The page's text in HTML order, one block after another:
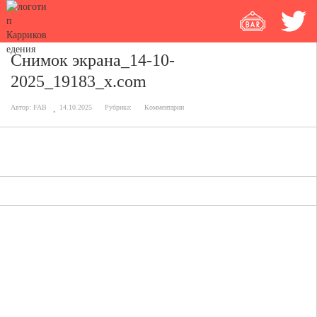
Снимок экрана_14-10-
2025_19183_x.com
Автор: FAB 14.10.2025 Рубрика: Комментарии